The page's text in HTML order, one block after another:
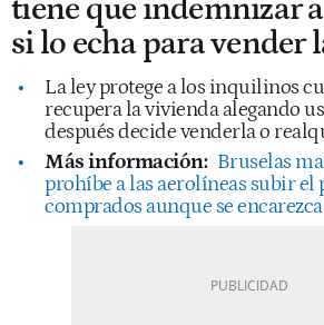
tiene que indemnizar
si lo echa para vender
La ley protege a los inquilinos
recupera la vivienda alegando
después decide venderla o
Más información: Bruselas
prohíbe a las aerolíneas subir el
comprados aunque se